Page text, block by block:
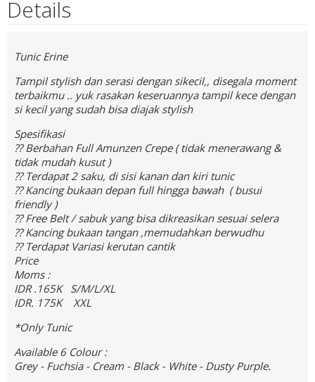
Details
Tunic Erine
Tampil stylish dan serasi dengan sikecil,, disegala moment
terbaikmu .. yuk rasakan keseruannya tampil kece dengan
si kecil yang sudah bisa diajak stylish
Spesifikasi
?? Berbahan Full Amunzen Crepe ( tidak menerawang &
tidak mudah kusut )
?? Terdapat 2 saku, di sisi kanan dan kiri tunic
?? Kancing bukaan depan full hingga bawah ( busui
friendly )
?? Free Belt / sabuk yang bisa dikreasikan sesuai selera
?? Kancing bukaan tangan ,memudahkan berwudhu
?? Terdapat Variasi kerutan cantik
Price
Moms :
IDR .165K S/M/L/XL
IDR. 175K XXL
*Only Tunic
Available 6 Colour :
Grey - Fuchsia - Cream - Black - White - Dusty Purple.